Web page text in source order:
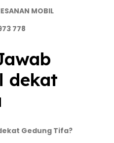
MOBIL
778
dekat
Gedung Tifa?